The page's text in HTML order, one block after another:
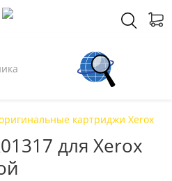
картриджи Xerox
для Xerox